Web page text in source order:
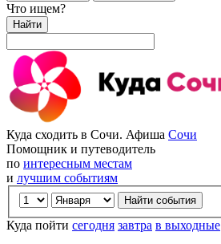
Что ищем?
Найти
Куда сходить в Сочи. Афиша Сочи
Помощник и путеводитель
по интересным местам
и лучшим событиям
Куда пойти сегодня завтра в выходные